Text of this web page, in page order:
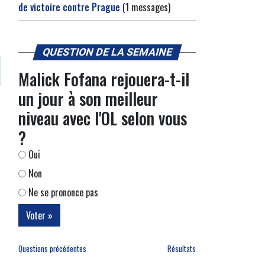
de victoire contre Prague (1 messages)
QUESTION DE LA SEMAINE
Malick Fofana rejouera-t-il
un jour à son meilleur
niveau avec l'OL selon vous
?
Oui
Non
Ne se prononce pas
Questions précédentes Résultats